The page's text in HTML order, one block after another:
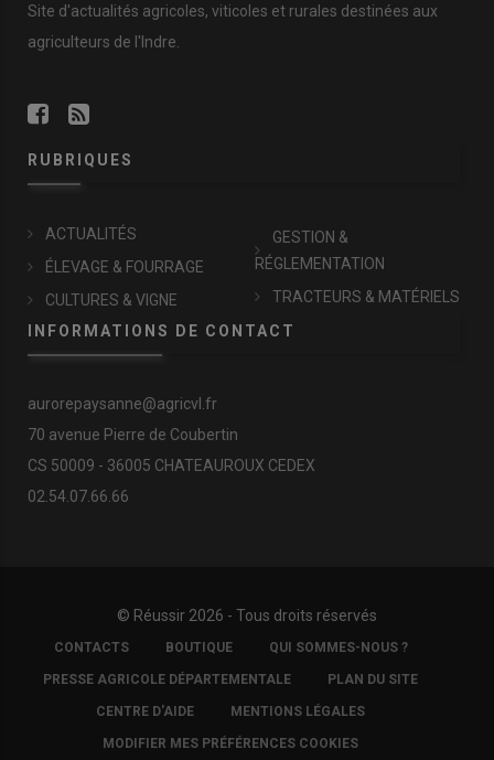
Site d'actualités agricoles, viticoles et rurales destinées aux
agriculteurs de l'Indre.
RUBRIQUES
ACTUALITÉS
ÉLEVAGE & FOURRAGE
CULTURES & VIGNE
GESTION &
RÉGLEMENTATION
TRACTEURS & MATÉRIELS
INFORMATIONS DE CONTACT
aurorepaysanne@agricvl.fr
70 avenue Pierre de Coubertin
CS 50009 - 36005 CHATEAUROUX CEDEX
02.54.07.66.66
© Réussir 2026 - Tous droits réservés
FOOTER
COPYRIGHT
CONTACTS BOUTIQUE QUI SOMMES-NOUS ?
PRESSE AGRICOLE DÉPARTEMENTALE PLAN DU SITE
CENTRE D'AIDE MENTIONS LÉGALES
MODIFIER MES PRÉFÉRENCES COOKIES